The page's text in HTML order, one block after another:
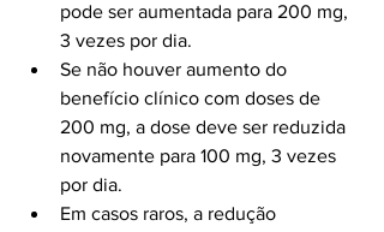
pode ser aumentada para 200 mg,
3 vezes por dia.
Se não houver aumento do
benefício clínico com doses de
200 mg, a dose deve ser reduzida
novamente para 100 mg, 3 vezes
por dia.
Em casos raros, a redução